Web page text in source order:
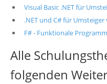
Visual Basic .NET für
.NET und C# für
F# - Funktionale
Alle
folgenden